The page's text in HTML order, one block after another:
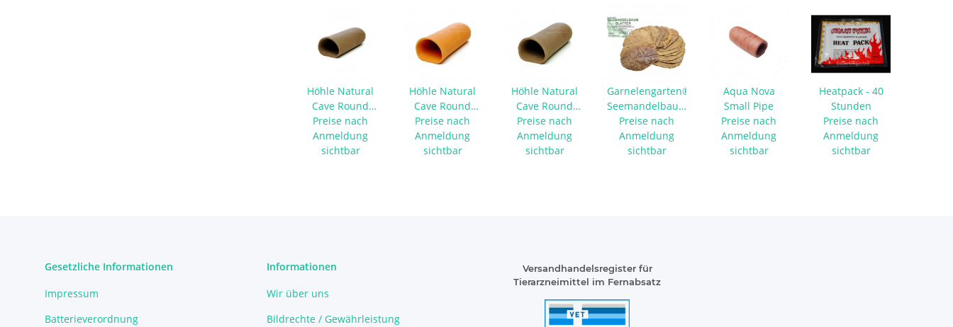
Höhle Natural
Cave Round
Small braun
Preise nach
Anmeldung
sichtbar
Höhle Natural
Cave Round
Medium terra
Preise nach
Anmeldung
sichtbar
Höhle Natural
Cave Round
Medium braun
Preise nach
Anmeldung
sichtbar
Garnelengarten®
Seemandelbaumblätter
30 Stück
Preise nach
Anmeldung
sichtbar
Aqua Nova
Small Pipe
Preise nach
Anmeldung
sichtbar
Heatpack - 40
Stunden
Preise nach
Anmeldung
sichtbar
Gesetzliche Informationen
Impressum
Batterieverordnung
Informationen
Wir über uns
Bildrechte / Gewährleistung
Versandhandelsregister für
Tierarzneimittel im Fernabsatz